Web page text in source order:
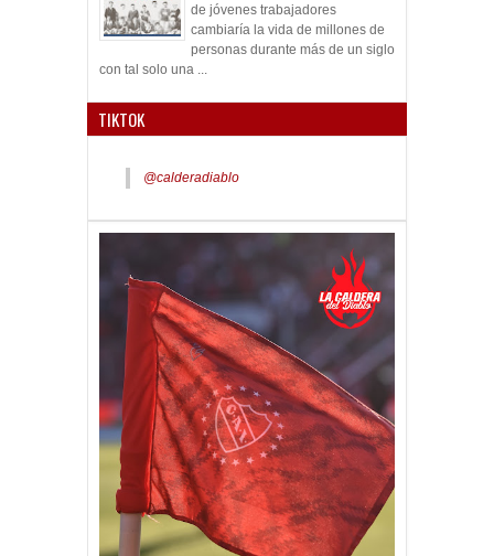
de jóvenes trabajadores
cambiaría la vida de millones de
personas durante más de un siglo
con tal solo una ...
TIKTOK
@calderadiablo